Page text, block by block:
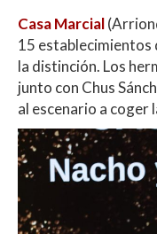
Casa Marcial
15 establecimientos
la distinción. Los
junto con Chus
al escenario a coger